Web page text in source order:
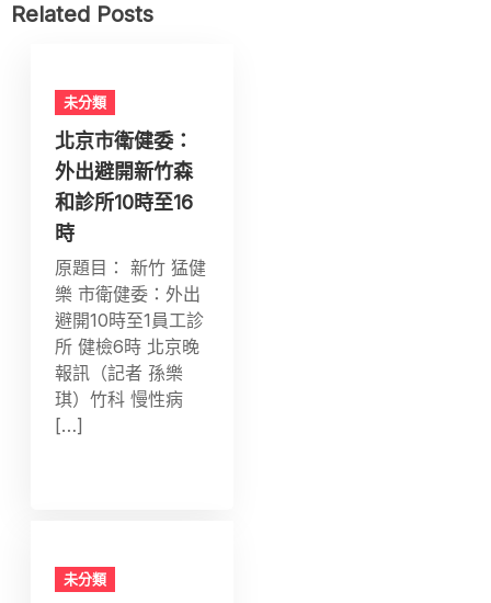
Related Posts
未分類
北京市衛健委：
外出避開新竹森
和診所10時至16
時
原題目： 新竹 猛健
樂 市衛健委：外出
避開10時至1員工診
所 健檢6時 北京晚
報訊（記者 孫樂
琪）竹科 慢性病
[…]
未分類